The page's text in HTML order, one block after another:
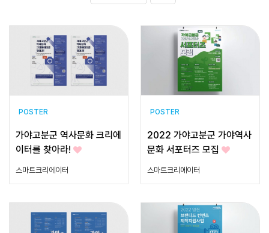
POSTER
가야고분군 역사문화 크리에
이터를 찾아라!
스마트크리에이터
POSTER
2022 가야고분군 가야역사
문화 서포터즈 모집
스마트크리에이터